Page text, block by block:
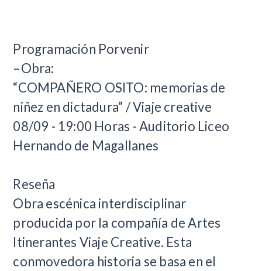
Programación Porvenir
–Obra:
“COMPAÑERO OSITO: memorias de
niñez en dictadura” / Viaje creative
08/09 - 19:00 Horas - Auditorio Liceo
Hernando de Magallanes
Reseña
Obra escénica interdisciplinar
producida por la compañía de Artes
Itinerantes Viaje Creative. Esta
conmovedora historia se basa en el